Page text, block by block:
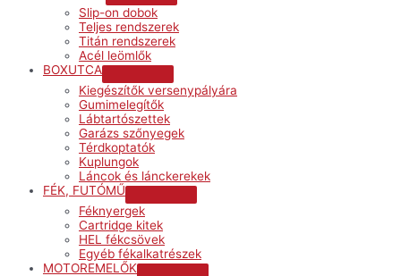
Toggle
Slip-on dobok
Teljes rendszerek
Titán rendszerek
Acél leömlők
BOXUTCA
Toggle
Kiegészítők versenypályára
Gumimelegítők
Lábtartószettek
Garázs szőnyegek
Térdkoptatók
Kuplungok
Láncok és lánckerekek
FÉK, FUTÓMŰ
Féknyergek
Cartridge kitek
HEL fékcsövek
Egyéb fékalkatrészek
MOTOREMELŐK